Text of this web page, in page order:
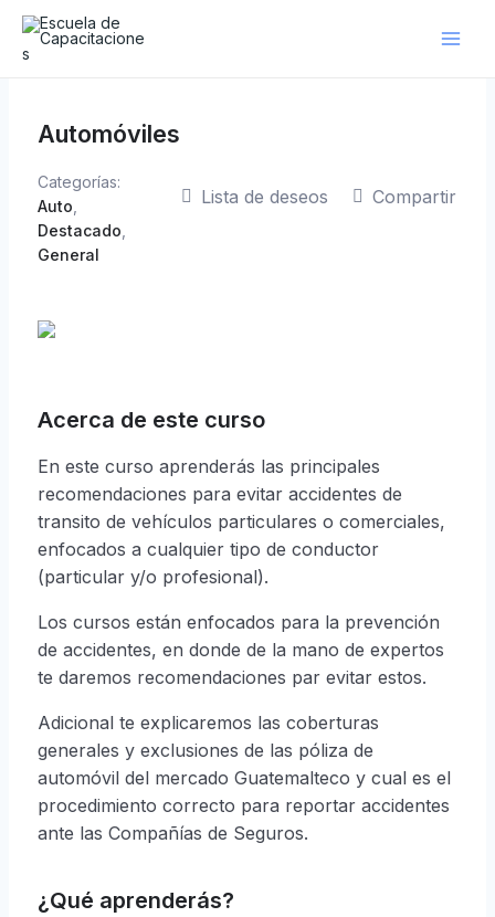
contenido
Automóviles
Categorías:
Auto
Destacado
General
Lista de deseos Compartir
Acerca de este curso
En este curso aprenderás las principales
recomendaciones para evitar accidentes de
transito de vehículos particulares o comerciales,
enfocados a cualquier tipo de conductor
(particular y/o profesional).
Los cursos están enfocados para la prevención
de accidentes, en donde de la mano de expertos
te daremos recomendaciones par evitar estos.
Adicional te explicaremos las coberturas
generales y exclusiones de las póliza de
automóvil del mercado Guatemalteco y cual es el
procedimiento correcto para reportar accidentes
ante las Compañías de Seguros.
¿Qué aprenderás?